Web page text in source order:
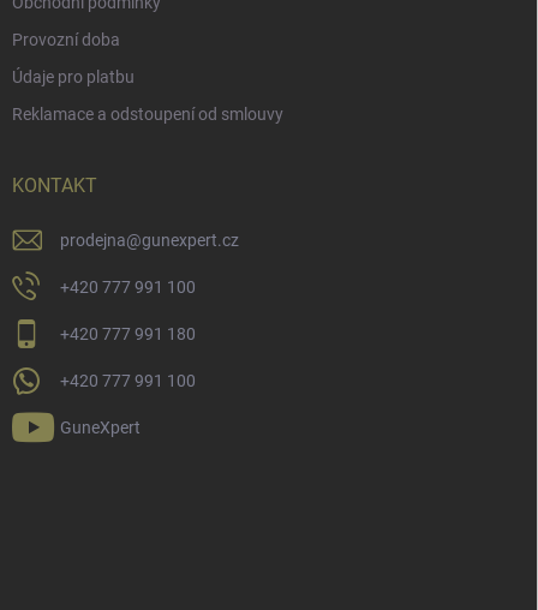
Provozní doba
Údaje pro platbu
Reklamace a odstoupení od smlouvy
KONTAKT
prodejna@gunexpert.cz
+420 777 991 100
+420 777 991 180
+420 777 991 100
GuneXpert